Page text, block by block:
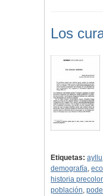
Los
Etiquetas: ayllu
demografía,
historia
población,